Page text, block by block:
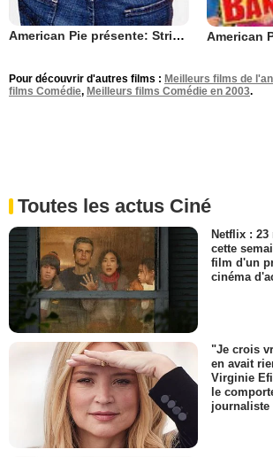
American Pie présente: String Academy
Pour découvrir d'autres films : Meilleurs films de
films Comédie, Meilleurs films Comédie en 2003.
Toutes les actus Ciné
Netflix : 23
cette
film d'un
cinéma
"Je crois
en avait
Virginie
le
journaliste